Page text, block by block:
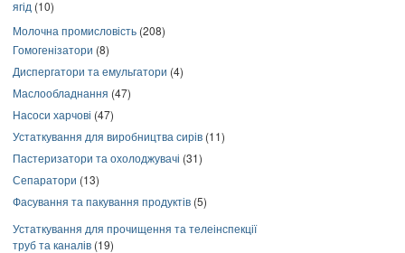
ягід (10)
Молочна промисловість (208)
Гомогенізатори (8)
Диспергатори та емульгатори (4)
Маслообладнання (47)
Насоси харчові (47)
Устаткування для виробництва сирів (11)
Пастеризатори та охолоджувачі (31)
Сепаратори (13)
Фасування та пакування продуктів (5)
Устаткування для прочищення та телеінспекції
труб та каналів (19)